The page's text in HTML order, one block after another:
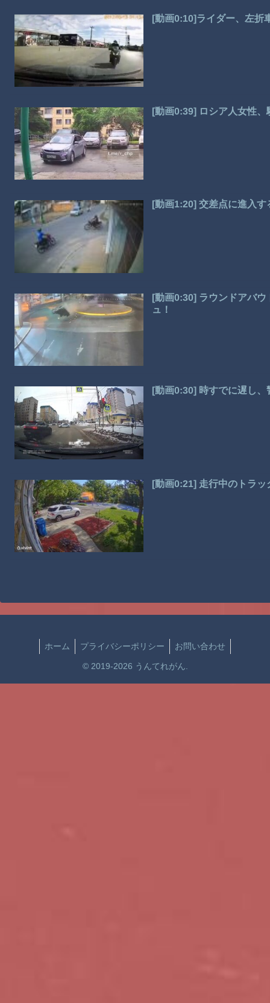
[動画0:10]ライダー、左折
[動画0:39] ロシア人女性
[動画1:20] 交差点に進入
[動画0:30] ラウンドアバ
ュ！
[動画0:30] 時すでに遅し
[動画0:21] 走行中のトラッ
ホーム プライバシーポリシー お問い合わせ
© 2019-2026 うんてれがん.